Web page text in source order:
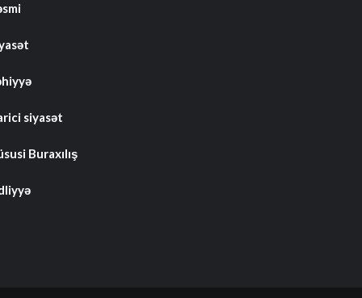
siyasət
Buraxılış